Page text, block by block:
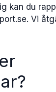
kan du
Vi